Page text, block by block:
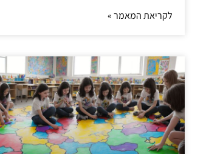
לקריאת המאמר »